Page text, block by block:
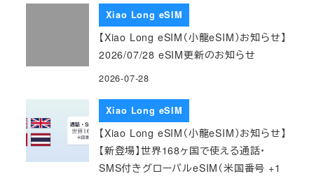
Xiao Long eSIM
【Xiao Long eSIM（小龍eSIM）お知らせ】
2026/07/28 eSIM更新のお知らせ
2026-07-28
Xiao Long eSIM
【Xiao Long eSIM（小龍eSIM）お知らせ】
【新登場】世界168ヶ国で使える通話・
SMS付きグローバルeSIM（米国番号 +1